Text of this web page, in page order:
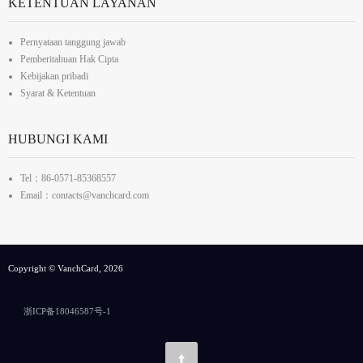
KETENTUAN LAYANAN
Pernyataan tanggung jawab
Pemberitahuan Hak Cipta
Kebijakan pribadi
Syarat & Ketentuan
HUBUNGI KAMI
Tel：86-0571-85368557
Email：contacts@vanchcard.com
Copyright © VanchCard, 2026
浙ICP备18046587号-1